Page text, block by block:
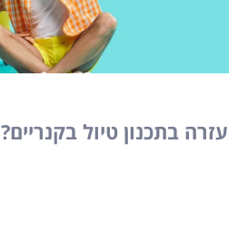
מציאת
עזרה בתכנון טיול בקנריים?